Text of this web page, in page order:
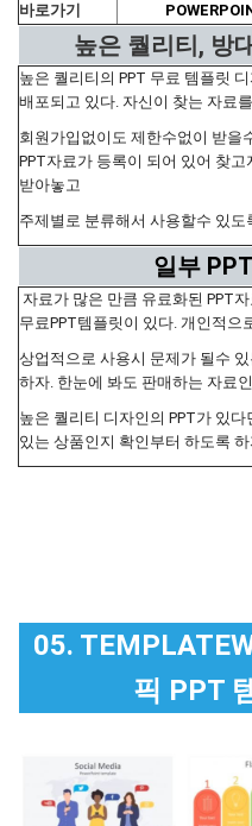
바로가기
높은 퀄리티, 방
높은 퀄리티의 PPT 무료 템플릿
배포되고 있다. 자신이 찾는 자료
회원가입없이도 제한수없이 받을
PPT자료가 등록이 되어 있어 찾
받아놓고
주제별로 분류해서 사용할수 있도
일부
자료가 많은 만큼 유료화된 PPT
무료PPT템플릿이 있다. 개인적으
상업적으로 사용시 문제가 될수
하자. 한눈에 봐도 판매하는 자료
높은 퀄리티 디자인의 PPT가 있
있는 상품인지 확인부터 하도록
05.
픽 PPT